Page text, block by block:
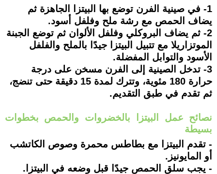
1- في صينية الفرن توضع بها البيتزا الجاهزة ثم
يضاف الحمص مع رشة ملح وفلفل أسود.
2- ثم يضاف البروكلي وفلفل الألوان ثم توضع الجبنة
الموتزاريلا مع تتبيل البيتزا جيدًا بالملح والفلفل
الأسود والتوابل المفضلة.
3- تدخل الصينية إلى الفرن مسخن على درجة
حرارة 180 مئوية، وتترك لمدة 15 دقيقة حتى تنضج،
ثم تقدم في طبق التقديم.
نصائح عمل البيتزا بالخضروات والحمص بخطوات
بسيطة
- تقدم البيتزا مع بطاطس محمرة وصوص الكاتشب
أو المايونيز.
- يجب سلق الحمص جيدًا قبل وضعه في البيتزا.